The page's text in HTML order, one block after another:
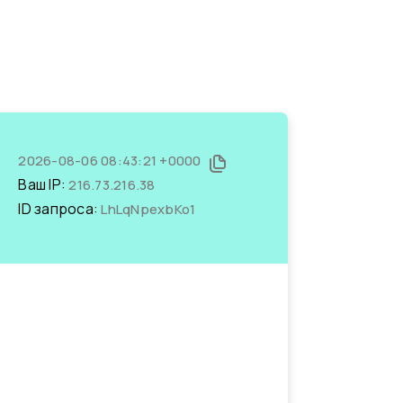
2026-08-06 08:43:21 +0000
Ваш IP:216.73.216.38
ID запроса:LhLqNpexbKo1